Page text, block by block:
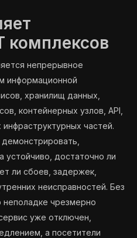
комплексов
непрерывное
информационной
хранилищ данных,
контейнерных узлов, API,
частей.
устойчиво, достаточно ли
ли сбоев, задержек,
неисправностей. Без
неполадке чрезмерно
уже отключен,
а посетители